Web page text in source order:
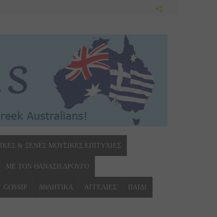
& ΞΕΝΕΣ ΜΟΥΣΙΚΕΣ ΕΠΙΤΥΧΙΕΣ
ΜΕ ΤΟΝ ΘΑΝΑΣΗ ΔΡΟΥΓΟ
GOSSIP ΑΘΛΗΤΙΚΑ ΑΓΓΕΛΙΕΣ ΠΑΙΔΙ